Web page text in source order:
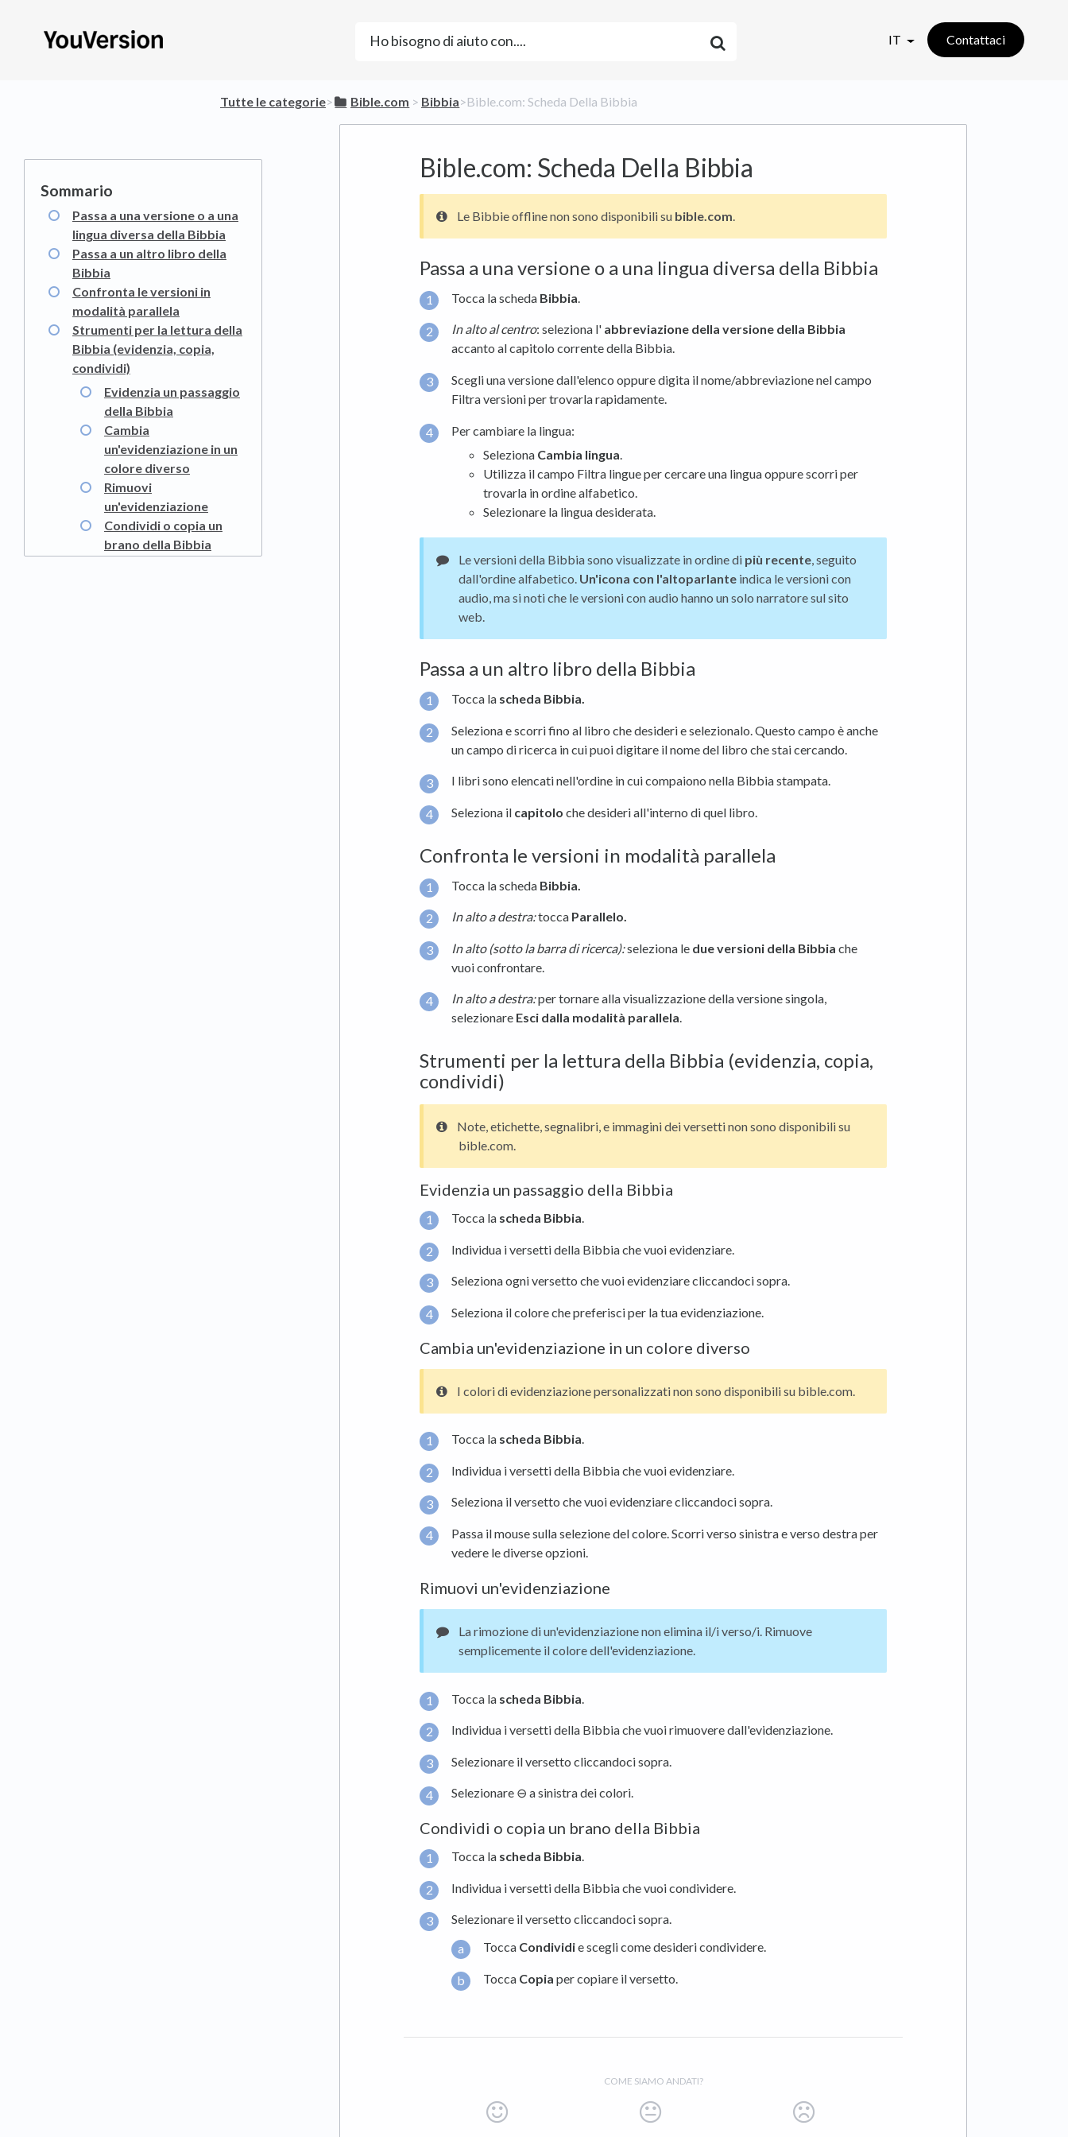
IT Contattaci
Tutte le categorie​>​ ​Bible.com ​ > ​ ​Bibbia​>​ Bible.com: Scheda Della Bibbia
Bible.com: Scheda Della Bibbia
Passa a una versione o a una
lingua diversa della Bibbia
Passa a un altro libro della
Bibbia
Confronta le versioni in
modalità parallela
Strumenti per la lettura della
Bibbia (evidenzia, copia,
condividi)
Evidenzia un passaggio
della Bibbia
Cambia
un'evidenziazione in un
colore diverso
Rimuovi
un'evidenziazione
Condividi o copia un
brano della Bibbia
Le Bibbie offline non sono disponibili su bible.com.
Passa a una versione o a una lingua diversa della Bibbia
Tocca la scheda Bibbia
In alto al centro: seleziona l' abbreviazione della versione della Bibbia
accanto al capitolo corrente della Bibbia.
Scegli una versione dall'elenco oppure digita il nome/abbreviazione nel campo
Filtra versioni per trovarla rapidamente.
Per cambiare la lingua:
Seleziona Cambia lingua
Utilizza il campo Filtra lingue per cercare una lingua oppure scorri per
trovarla in ordine alfabetico.
Selezionare la lingua desiderata.
Le versioni della Bibbia sono visualizzate in ordine di più recente, seguito
dall'ordine alfabetico. Un'icona con l'altoparlante indica le versioni con
audio, ma si noti che le versioni con audio hanno un solo narratore sul sito
web.
Passa a un altro libro della Bibbia
Tocca la scheda Bibbia.
Seleziona e scorri fino al libro che desideri e selezionalo. Questo campo è anche
un campo di ricerca in cui puoi digitare il nome del libro che stai cercando.
I libri sono elencati nell'ordine in cui compaiono nella Bibbia stampata.
Seleziona il capitolo che desideri all'interno di quel libro.
Confronta le versioni in modalità parallela
Tocca la scheda Bibbia
In alto a destra:tocca Parallelo.
In alto (sotto la barra di ricerca):seleziona le due versioni della Bibbia che
vuoi confrontare.
In alto a destra:per tornare alla visualizzazione della versione singola,
selezionare Esci dalla modalità parallela.
Strumenti per la lettura della Bibbia (evidenzia, copia,
condividi)
Note, etichette, segnalibri, e immagini dei versetti non sono disponibili su
bible.com.
Evidenzia un passaggio della Bibbia
Tocca la scheda Bibbia.
Individua i versetti della Bibbia che vuoi evidenziare.
Seleziona ogni versetto che vuoi evidenziare cliccandoci sopra.
Seleziona il colore che preferisci per la tua evidenziazione.
Cambia un'evidenziazione in un colore diverso
I colori di evidenziazione personalizzati non sono disponibili su bible.com.
Tocca la scheda Bibbia.
Individua i versetti della Bibbia che vuoi evidenziare.
Seleziona il versetto che vuoi evidenziare cliccandoci sopra.
Passa il mouse sulla selezione del colore. Scorri verso sinistra e verso destra per
vedere le diverse opzioni.
Rimuovi un'evidenziazione
La rimozione di un'evidenziazione non elimina il/i verso/i. Rimuove
semplicemente il colore dell'evidenziazione.
Tocca la scheda Bibbia
Individua i versetti della Bibbia che vuoi rimuovere dall'evidenziazione.
Selezionare il versetto cliccandoci sopra.
Selezionare ⊖ a sinistra dei colori.
Condividi o copia un brano della Bibbia
Tocca la scheda Bibbia.
Individua i versetti della Bibbia che vuoi condividere.
Selezionare il versetto cliccandoci sopra.
Tocca Condividie scegli come desideri condividere.
Tocca Copia per copiare il versetto.
COME SIAMO ANDATI?